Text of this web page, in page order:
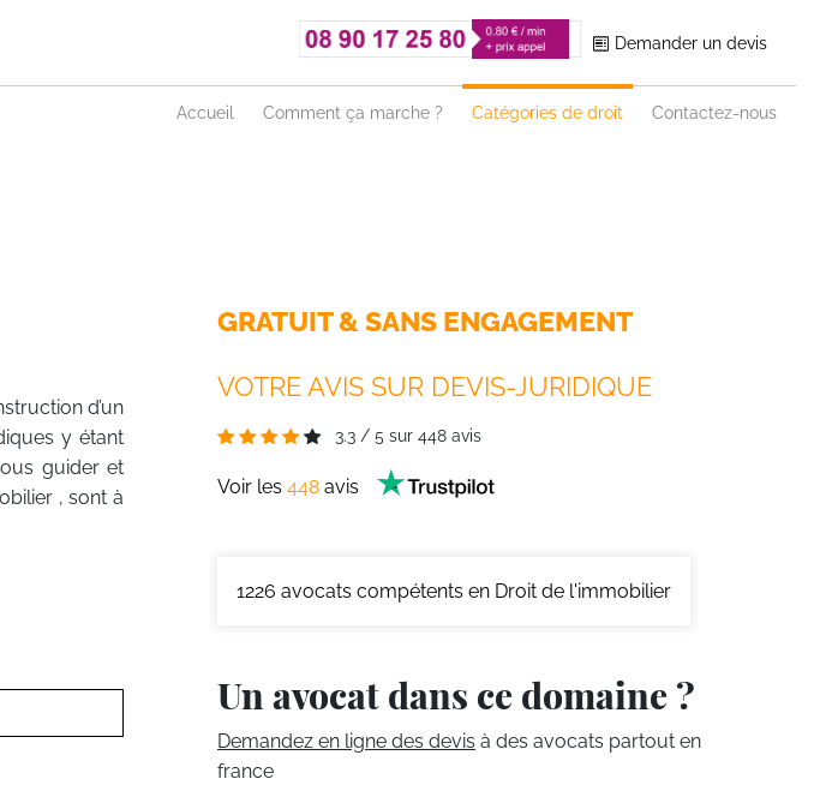
Demander un devis
Accueil Comment ça marche ? Catégories de droit Contactez-nous
d’un
y étant
guider et
, sont à
GRATUIT & SANS ENGAGEMENT
VOTRE AVIS SUR DEVIS-JURIDIQUE
3.3 / 5 sur 448 avis
Voir les 448 avis
1226 avocats compétents en Droit de l'immobilier
Un avocat dans ce domaine ?
Demandez en ligne des devis à des avocats partout en
france